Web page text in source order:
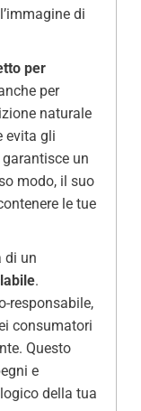
di
per
per
naturale
evita gli
un
modo, il suo
le tue
di un
.
responsabile,
consumatori
Questo
e
della tua